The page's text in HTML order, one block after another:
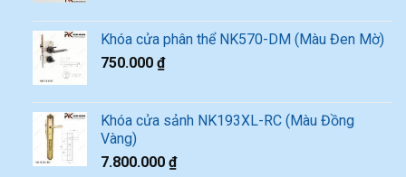
Khóa cửa phân thể NK570-DM (Màu Đen Mờ)
750.000 ₫
Khóa cửa sảnh NK193XL-RC (Màu Đồng
Vàng)
7.800.000 ₫